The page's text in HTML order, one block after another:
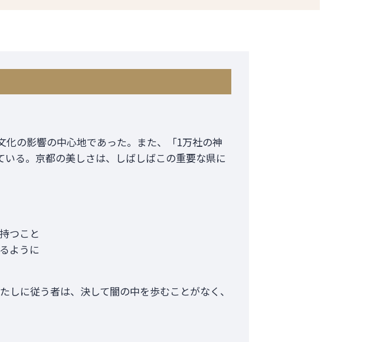
の影響の中心地であった。また、「1万社の神
る。京都の美しさは、しばしばこの重要な県に
つこと
ように
に従う者は、決して闇の中を歩むことがなく、